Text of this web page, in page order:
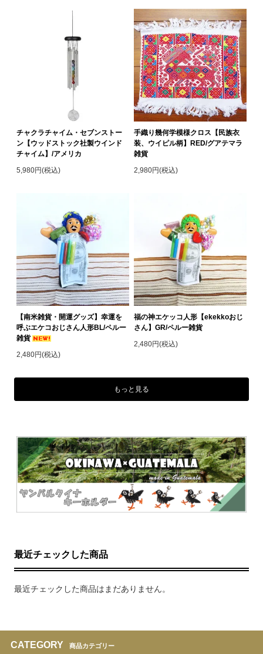
チャクラチャイム・セブンストー
ン【ウッドストック社製ウインド
チャイム】/アメリカ
5,980円(税込)
手織り幾何学模様クロス【民族衣
装、ウイピル柄】RED/グアテマラ
雑貨
2,980円(税込)
【南米雑貨・開運グッズ】幸運を
呼ぶエケコおじさん人形BL/ペルー
雑貨
2,480円(税込)
福の神エケッコ人形【ekekkoおじ
さん】GR/ペルー雑貨
2,480円(税込)
もっと見る
最近チェックした商品
最近チェックした商品はまだありません。
CATEGORY 商品カテゴリー